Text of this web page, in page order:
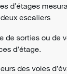
d’étages
escaliers
de sorties ou de
d’étage.
des voies